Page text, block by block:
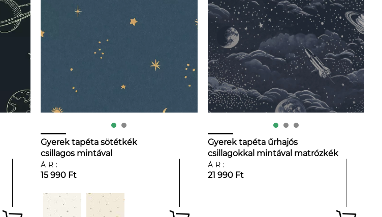
Gyerek tapéta sötétkék
csillagos mintával
ÁR:
15 990 Ft
Gyerek tapéta űrhajós
csillagokkal mintával matrózkék
és ezüst színben
ÁR:
21 990 Ft